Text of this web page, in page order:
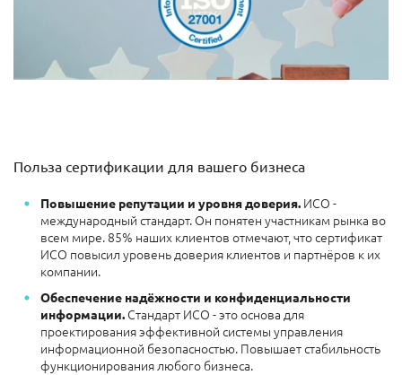
Польза сертификации для вашего бизнеса
Повышение репутации и уровня доверия. ИСО -
международный стандарт. Он понятен участникам рынка во
всем мире. 85% наших клиентов отмечают, что сертификат
ИСО повысил уровень доверия клиентов и партнёров к их
компании.
Обеспечение надёжности и конфиденциальности
информации. Стандарт ИСО - это основа для
проектирования эффективной системы управления
информационной безопасностью. Повышает стабильность
функционирования любого бизнеса.